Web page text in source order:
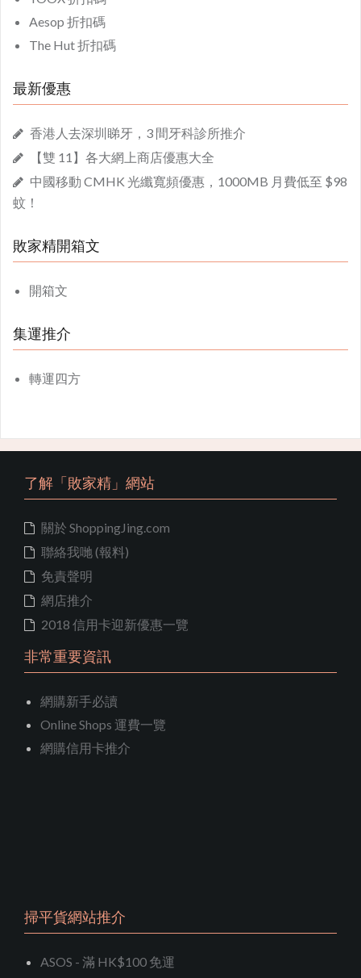
Aesop 折扣碼
The Hut 折扣碼
最新優惠
香港人去深圳睇牙，3 間牙科診所推介
【雙 11】各大網上商店優惠大全
中國移動 CMHK 光纖寬頻優惠，1000MB 月費低至 $98
蚊！
敗家精開箱文
開箱文
集運推介
轉運四方
了解「敗家精」網站
關於 ShoppingJing.com
聯絡我哋 (報料)
免責聲明
網店推介
2018 信用卡迎新優惠一覽
非常重要資訊
網購新手必讀
Online Shops 運費一覽
網購信用卡推介
掃平貨網站推介
ASOS - 滿 HK$100 免運